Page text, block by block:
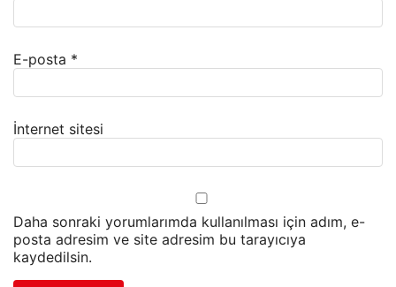
E-posta *
İnternet sitesi
Daha sonraki yorumlarımda kullanılması için adım, e-
posta adresim ve site adresim bu tarayıcıya
kaydedilsin.